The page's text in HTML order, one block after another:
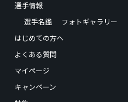
選手情報
選手名鑑
フォトギャラリー
はじめての方へ
よくある質問
マイページ
キャンペーン